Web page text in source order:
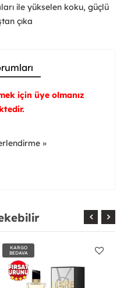
ile yükselen koku, güçlü
çıka
için üye olmanız
»
KARGO
BEDAVA